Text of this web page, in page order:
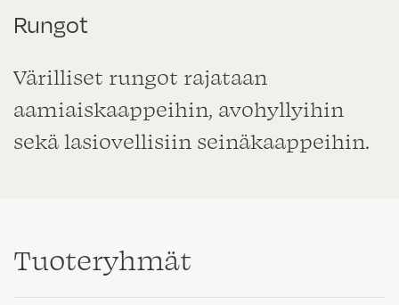
Rungot
Värilliset rungot rajataan
aamiaiskaappeihin, avohyllyihin
sekä lasiovellisiin seinäkaappeihin.
Tuote­ryhmät